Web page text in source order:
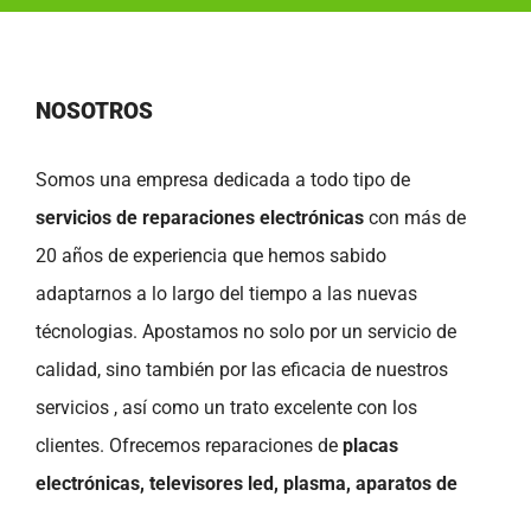
NOSOTROS
Somos una empresa dedicada a todo tipo de
servicios de reparaciones electrónicas con más de
20 años de experiencia que hemos sabido
adaptarnos a lo largo del tiempo a las nuevas
técnologias. Apostamos no solo por un servicio de
calidad, sino también por las eficacia de nuestros
servicios , así como un trato excelente con los
clientes. Ofrecemos reparaciones de placas
electrónicas, televisores led, plasma, aparatos de